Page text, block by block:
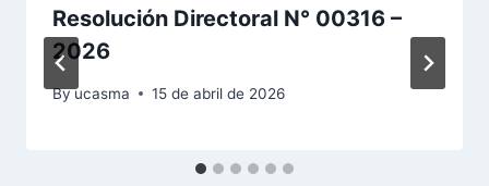
Resolución Directoral N° 00316 –
2026
Byucasma 15 de abril de 2026